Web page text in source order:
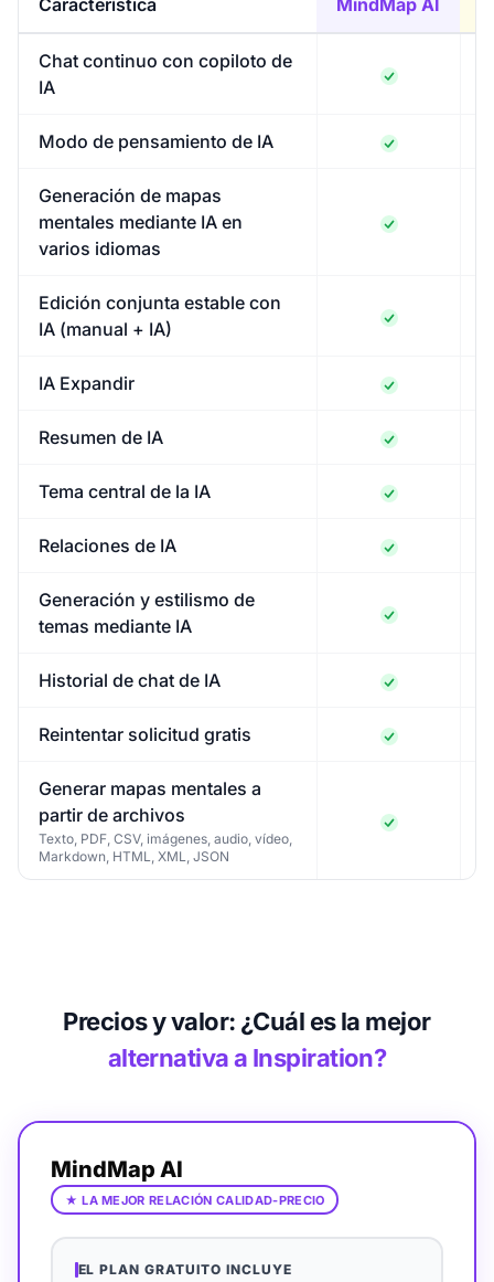
Característica MindMap AI
Chat continuo con copiloto de
IA
Modo de pensamiento de IA
Generación de mapas
mentales mediante IA en
varios idiomas
Edición conjunta estable con
IA (manual + IA)
IA Expandir
Resumen de IA
Tema central de la IA
Relaciones de IA
Generación y estilismo de
temas mediante IA
Historial de chat de IA
Reintentar solicitud gratis
Generar mapas mentales a
partir de archivos
Texto, PDF, CSV, imágenes, audio, vídeo,
Markdown, HTML, XML, JSON
Precios y valor: ¿Cuál es la mejor
alternativa a Inspiration?
MindMap AI
★LA MEJOR RELACIÓN CALIDAD-PRECIO
EL PLAN GRATUITO INCLUYE